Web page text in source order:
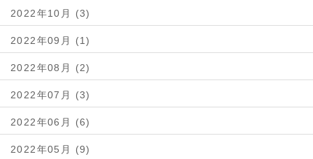
2022年10月 (3)
2022年09月 (1)
2022年08月 (2)
2022年07月 (3)
2022年06月 (6)
2022年05月 (9)